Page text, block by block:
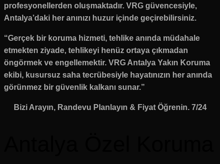
profesyonellerden oluşmaktadır. VRG güvencesiyle,
Antalya’daki her anınızı huzur içinde geçirebilirsiniz.
“Gerçek bir koruma hizmeti, tehlike anında müdahale
etmekten ziyade, tehlikeyi henüz ortaya çıkmadan
öngörmek ve engellemektir. VRG Antalya Yakın Koruma
ekibi, kusursuz saha tecrübesiyle hayatınızın her anında
görünmez bir güvenlik kalkanı sunar.”
Bizi Arayın, Randevu Planlayın & Fiyat Öğrenin. 7/24